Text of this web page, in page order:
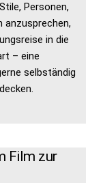
Personen,
anzusprechen,
in die
– eine
selbständig
Film zur